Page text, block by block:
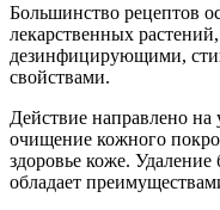
Большинство рецептов
лекарственных
дезинфицирующими,
свойствами.
Действие направлено
очищение кожного
здоровье коже.
обладает